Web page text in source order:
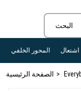
المحور الخلفي اشتعال
الصفحة الرئيسية